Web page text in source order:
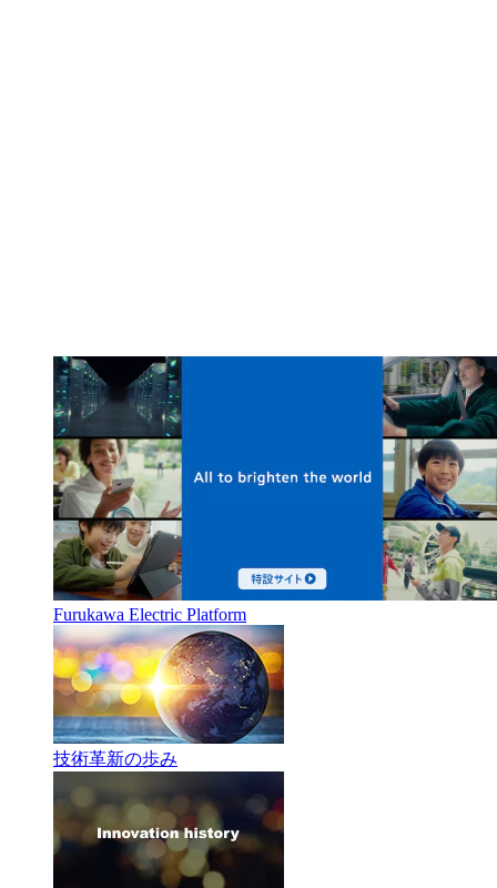
Furukawa Electric Platform
技術革新の歩み